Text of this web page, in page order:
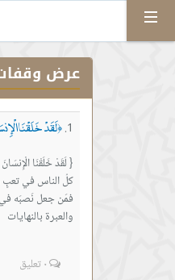
عرض وقفات
﴿لَقَدْ خَلَقْنَا
والعبرة بالنهايات
٠تعليق